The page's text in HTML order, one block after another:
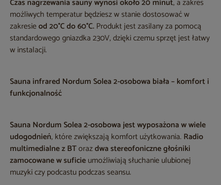
Czas nagrzewania sauny wynosi około 20 minut, a zakres
możliwych temperatur będziesz w stanie dostosować w
zakresieod 20°C do 60°C.Produkt jest zasilany za pomocą
standardowego gniazdka 230V, dzięki czemu sprzęt jest łatwy
w instalacji.
Sauna infrared Nordum Solea 2-osobowa biała – komfort i
funkcjonalność
Sauna Nordum Solea 2-osobowajest wyposażona w wiele
udogodnień, które zwiększają komfort użytkowania. Radio
multimedialne z BTorazdwa stereofoniczne głośniki
zamocowane w suficieumożliwiają słuchanie ulubionej
muzyki czy podcastu podczas seansu.